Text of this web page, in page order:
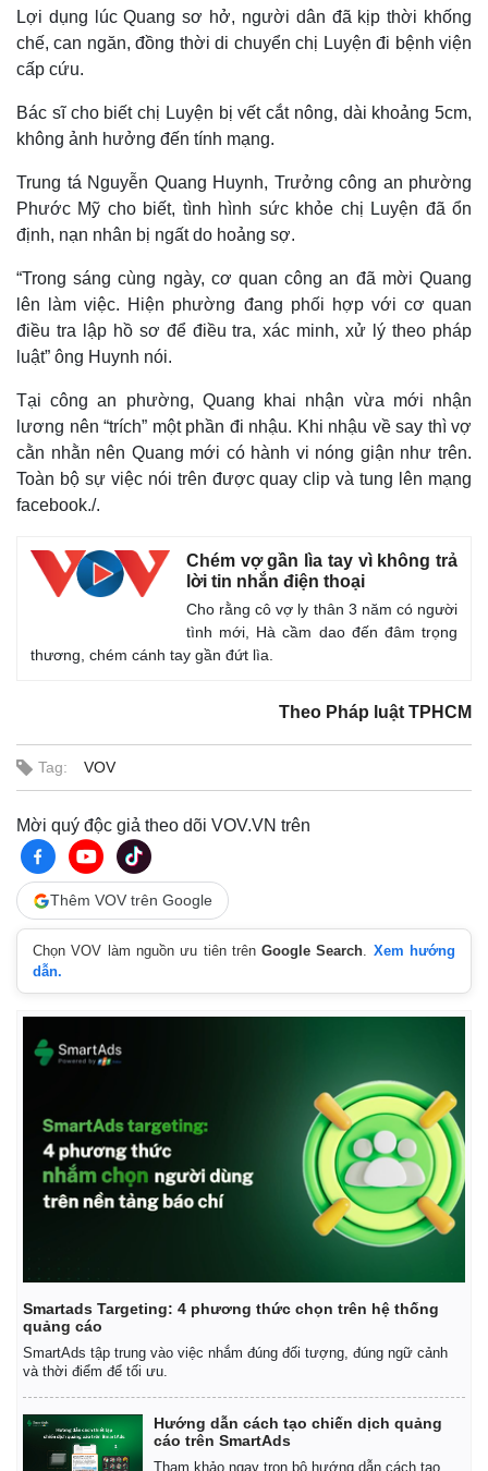
Thế giới
Cuộc sống đó đây
Hồ sơ
Ảnh
E-Magazine
Kinh tế
Bất động sản
Giá vàng
Chứng khoán
Giá cà phê
Lợi dụng lúc Quang sơ hở, người dân đã kịp thời khống
chế, can ngăn, đồng thời di chuyển chị Luyện đi bệnh viện
cấp cứu.
Bác sĩ cho biết chị Luyện bị vết cắt nông, dài khoảng 5cm,
không ảnh hưởng đến tính mạng.
Trung tá Nguyễn Quang Huynh, Trưởng công an phường
Phước Mỹ cho biết, tình hình sức khỏe chị Luyện đã ổn
định, nạn nhân bị ngất do hoảng sợ.
“Trong sáng cùng ngày, cơ quan công an đã mời Quang
lên làm việc. Hiện phường đang phối hợp với cơ quan
điều tra lập hồ sơ để điều tra, xác minh, xử lý theo pháp
luật” ông Huynh nói.
Tại công an phường, Quang khai nhận vừa mới nhận
lương nên “trích” một phần đi nhậu. Khi nhậu về say thì vợ
cằn nhằn nên Quang mới có hành vi nóng giận như trên.
Toàn bộ sự việc nói trên được quay clip và tung lên mạng
facebook./.
Chém vợ gần lìa tay vì không trả
lời tin nhắn điện thoại
Cho rằng cô vợ ly thân 3 năm có người
tình mới, Hà cầm dao đến đâm trọng
thương, chém cánh tay gần đứt lìa.
Theo Pháp luật TPHCM
Tag: VOV
Mời quý độc giả theo dõi VOV.VN trên
Thêm VOV trên Google
Chọn VOV làm nguồn ưu tiên trênGoogle Search. Xem hướng
dẫn.
Smartads Targeting: 4 phương thức chọn trên hệ thống
quảng cáo
SmartAds tập trung vào việc nhắm đúng đối tượng, đúng ngữ cảnh
và thời điểm để tối ưu.
Hướng dẫn cách tạo chiến dịch quảng
cáo trên SmartAds
Tham khảo ngay trọn bộ hướng dẫn cách tạo